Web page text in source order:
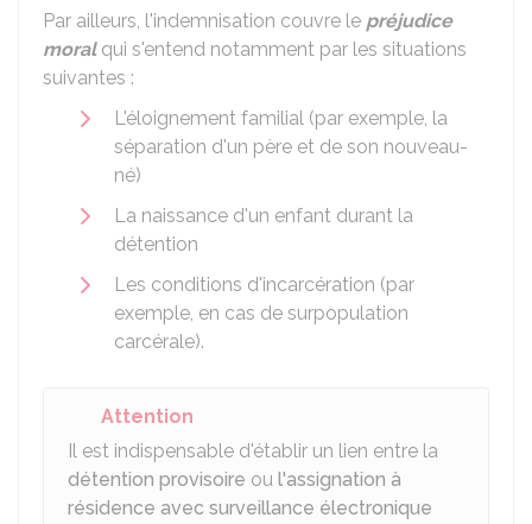
Par ailleurs, l'indemnisation couvre le préjudice
moralqui s'entend notamment par les situations
suivantes :
L'éloignement familial (par exemple, la
séparation d'un père et de son nouveau-
né)
La naissance d'un enfant durant la
détention
Les conditions d'incarcération (par
exemple, en cas de surpopulation
carcérale).
Attention
Il est indispensable d'établir un lien entre la
détention provisoire ou l'assignation à
résidence avec surveillance électronique